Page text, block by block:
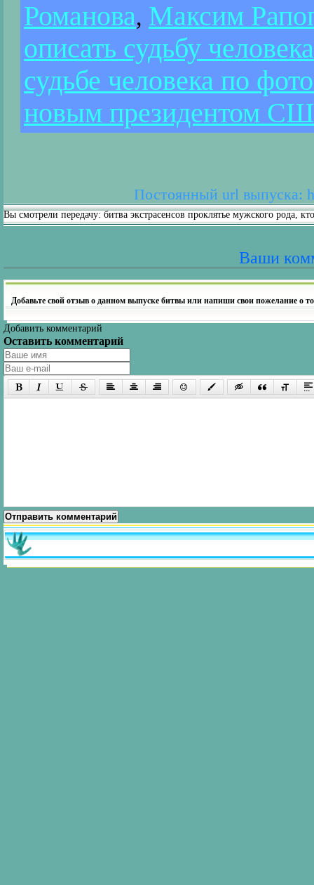
Романова, Максим
описать судьбу
судьбе человека по
новым президентом СШ
Постоянный url выпуска:
Вы смотрели передачу: битва экстрасенсов проклятье мужского рода,
Ваши
Добавьте свой отзыв о данном выпуске битвы или напиши свои пожелание о
Добавить комментарий
Оставить комментарий
Отправить комментарий